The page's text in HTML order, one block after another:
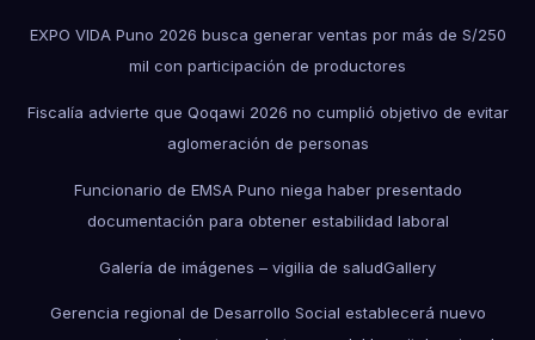
EXPO VIDA Puno 2026 busca generar ventas por más de S/250
mil con participación de productores
Fiscalía advierte que Qoqawi 2026 no cumplió objetivo de evitar
aglomeración de personas
Funcionario de EMSA Puno niega haber presentado
documentación para obtener estabilidad laboral
Galería de imágenes – vigilia de saludGallery
Gerencia regional de Desarrollo Social establecerá nuevo